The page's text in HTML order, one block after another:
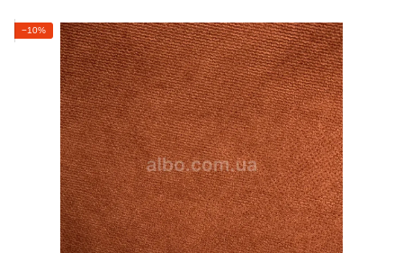
−10%